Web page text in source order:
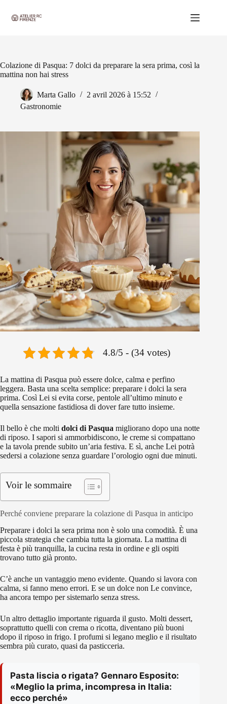
contenu
Colazione di Pasqua: 7 dolci da preparare la sera prima, così la
mattina non hai stress
Marta Gallo
2 avril 2026 à 15:52
Gastronomie
4.8/5 - (34 votes)
La mattina di Pasqua può essere dolce, calma e perfino
leggera. Basta una scelta semplice: preparare i dolci la sera
prima. Così Lei si evita corse, pentole all’ultimo minuto e
quella sensazione fastidiosa di dover fare tutto insieme.
Il bello è che molti dolci di Pasqua migliorano dopo una notte
di riposo. I sapori si ammorbidiscono, le creme si compattano
e la tavola prende subito un’aria festiva. E sì, anche Lei potrà
sedersi a colazione senza guardare l’orologio ogni due minuti.
Voir le sommaire
Perché conviene preparare la colazione di Pasqua in anticipo
Preparare i dolci la sera prima non è solo una comodità. È una
piccola strategia che cambia tutta la giornata. La mattina di
festa è più tranquilla, la cucina resta in ordine e gli ospiti
trovano tutto già pronto.
C’è anche un vantaggio meno evidente. Quando si lavora con
calma, si fanno meno errori. E se un dolce non Le convince,
ha ancora tempo per sistemarlo senza stress.
Un altro dettaglio importante riguarda il gusto. Molti dessert,
soprattutto quelli con crema o ricotta, diventano più buoni
dopo il riposo in frigo. I profumi si legano meglio e il risultato
sembra più curato, quasi da pasticceria.
Pasta liscia o rigata? Gennaro Esposito:
«Meglio la prima, incompresa in Italia:
ecco perché»